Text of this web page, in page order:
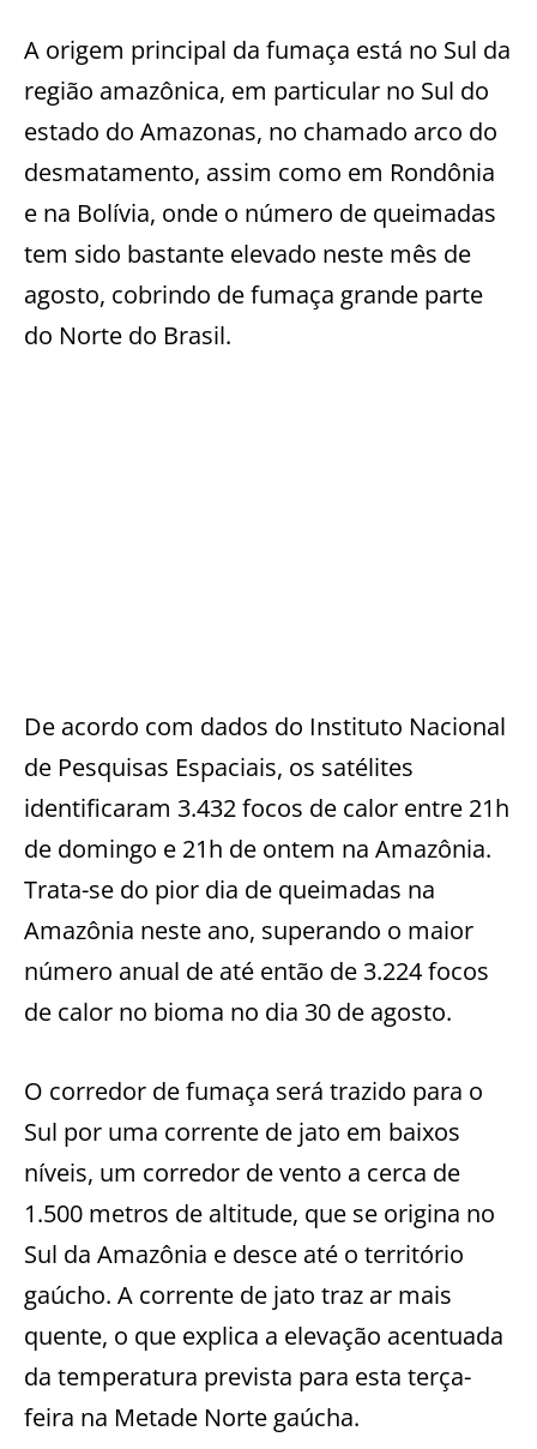
A origem principal da fumaça está no Sul da
região amazônica, em particular no Sul do
estado do Amazonas, no chamado arco do
desmatamento, assim como em Rondônia
e na Bolívia, onde o número de queimadas
tem sido bastante elevado neste mês de
agosto, cobrindo de fumaça grande parte
do Norte do Brasil.
De acordo com dados do Instituto Nacional
de Pesquisas Espaciais, os satélites
identificaram 3.432 focos de calor entre 21h
de domingo e 21h de ontem na Amazônia.
Trata-se do pior dia de queimadas na
Amazônia neste ano, superando o maior
número anual de até então de 3.224 focos
de calor no bioma no dia 30 de agosto.
O corredor de fumaça será trazido para o
Sul por uma corrente de jato em baixos
níveis, um corredor de vento a cerca de
1.500 metros de altitude, que se origina no
Sul da Amazônia e desce até o território
gaúcho. A corrente de jato traz ar mais
quente, o que explica a elevação acentuada
da temperatura prevista para esta terça-
feira na Metade Norte gaúcha.